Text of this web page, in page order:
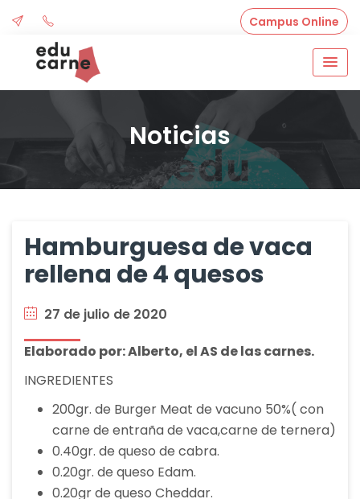
content
Campus Online
Noticias
Hamburguesa de vaca
rellena de 4 quesos
27 de julio de 2020
Elaborado por: Alberto, el AS de las carnes.
INGREDIENTES
200gr. de Burger Meat de vacuno 50%( con
carne de entraña de vaca,carne de ternera)
0.40gr. de queso de cabra.
0.20gr. de queso Edam.
0.20gr de queso Cheddar.